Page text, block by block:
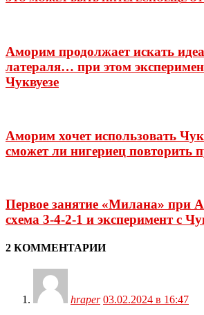
Аморим продолжает искать
латераля… при этом
Чуквуезе
Аморим хочет использовать
сможет ли нигериец повторить
Первое занятие «Милана» при
схема 3-4-2-1 и эксперимент с
2 КОММЕНТАРИИ
hraper 03.02.2024 в 16:47